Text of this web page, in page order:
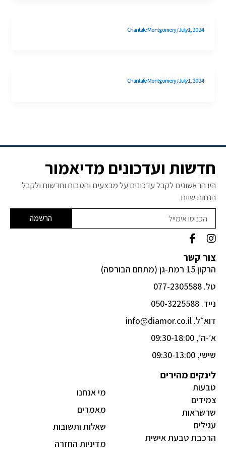
Chantale Montgomery/July 1, 2024
Chantale Montgomery/July 1, 2024
חדשות ועדכונים מדיאמור
היו הראשונים לקבל עדכונים על מבצעים והטבות וחדשות ולקבל
הנחות שוות
הרשמה
F
a
c
e
b
o
o
k
f
I
n
s
t
a
g
r
a
צור קשר
הרקון 15 רמת-גן (מתחם הבורסה)
טל. 077-2305588
נייד. 050-3225588
דוא״ל. info@diamor.co.il
א׳-ה׳, 09:30-18:00
שישי, 09:30-13:00
מי אנחנו
מאמרים
שאלות ותשובות
מדיניות החזרה
לינקים מהירים
טבעות
צמידים
שרשראות
עגילים
הרכבת טבעת אישית